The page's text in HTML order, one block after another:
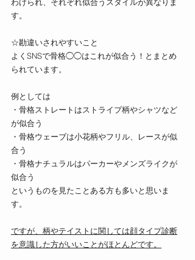
す。
☆勘違いされやすいこと
よくSNSで骨格◯◯はこれが似合う！とまとめ
られています。
例としては
・骨格ストレートはストライプ柄やシャツなど
が似合う
・骨格ウェーブは小花柄やフリル、レースが似
合う
・骨格ナチュラルはパーカーやメンズライクが
似合う
というものを見たことある方も多いと思いま
す。
ですが、柄やテイストに関しては顔タイプ診断
を意識した方がいいことがほとんどです。